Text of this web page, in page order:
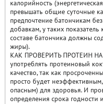
калорийность
превышать общие суточные
предпочтение батончикам
добавкам, у таких
составе батончика должны
жиры).
КАК ПРОВЕРИТЬ ПРОТЕИН
употреблять протеиновый
качество, так как
просто будет
опасным) для здоровья. И
определения срока годности